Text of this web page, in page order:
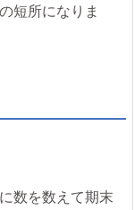
短所になりま
数を数えて期末